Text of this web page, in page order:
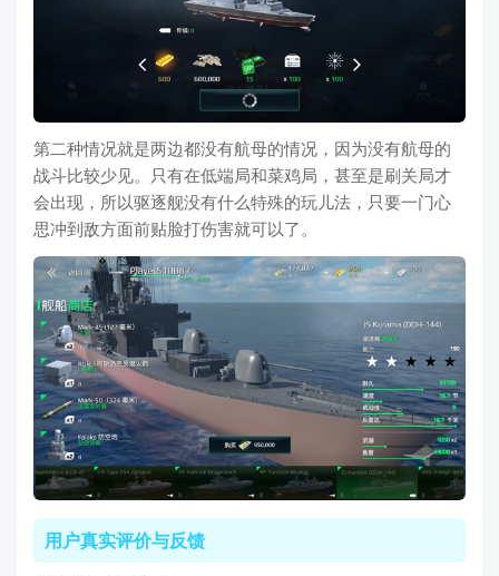
第二种情况就是两边都没有航母的情况，因为没有航母的
战斗比较少见。只有在低端局和菜鸡局，甚至是刷关局才
会出现，所以驱逐舰没有什么特殊的玩儿法，只要一门心
思冲到敌方面前贴脸打伤害就可以了。
用户真实评价与反馈